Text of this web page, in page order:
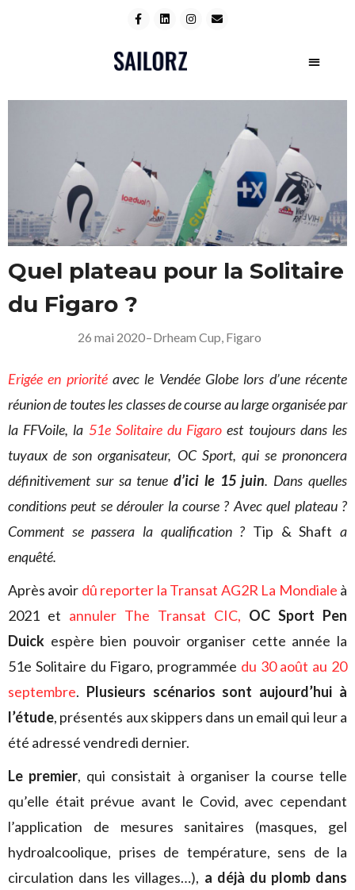
Quel plateau pour la Solitaire
du Figaro ?
26 mai 2020–Drheam Cup, Figaro
Erigée en prioritéavec le Vendée Globe lors d’une récente
réunion de toutes les classes de course au large organisée par
la FFVoile, la 51e Solitaire du Figaro est toujours dans les
tuyaux de son organisateur, OC Sport, qui se prononcera
définitivement sur sa tenued’ici le 15 juin. Dans quelles
conditions peut se dérouler la course ? Avec quel plateau ?
Comment se passera la qualification ? Tip & Shaft a
enquêté.
Après avoir dû reporter la Transat AG2R La Mondiale à
2021 et annuler The Transat CIC, OC Sport Pen
Duick espère bien pouvoir organiser cette année la
51e Solitaire du Figaro, programmée du 30 août au 20
septembre. Plusieurs scénarios sont aujourd’hui à
l’étude, présentés aux skippers dans un email qui leur a
été adressé vendredi dernier.
Le premier, qui consistait à organiser la course telle
qu’elle était prévue avant le Covid, avec cependant
l’application de mesures sanitaires (masques, gel
hydroalcoolique, prises de température, sens de la
circulation dans les villages…), a déjà du plomb dans